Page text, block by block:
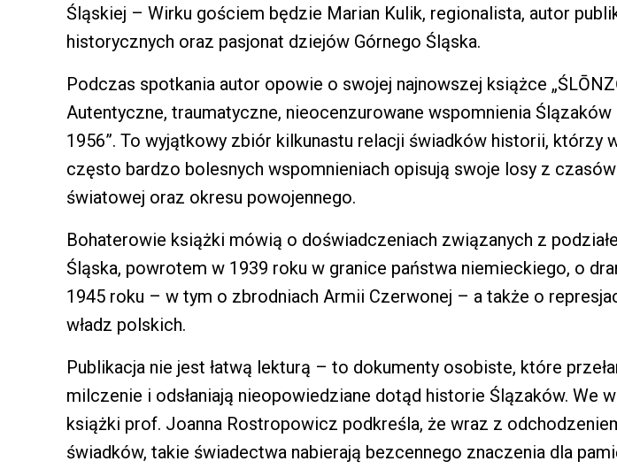
Śląskiej – Wirku gościem będzie Marian Kulik, regionalista, autor
historycznych oraz pasjonat dziejów Górnego Śląska.
Podczas spotkania autor opowie o swojej najnowszej książce
Autentyczne, traumatyczne, nieocenzurowane wspomnienia
1956”. To wyjątkowy zbiór kilkunastu relacji świadków historii, którzy
często bardzo bolesnych wspomnieniach opisują swoje losy z
światowej oraz okresu powojennego.
Bohaterowie książki mówią o doświadczeniach związanych z
Śląska, powrotem w 1939 roku w granice państwa niemieckiego, o
1945 roku – w tym o zbrodniach Armii Czerwonej – a także o
władz polskich.
Publikacja nie jest łatwą lekturą – to dokumenty osobiste, które
milczenie i odsłaniają nieopowiedziane dotąd historie Ślązaków. We
książki prof. Joanna Rostropowicz podkreśla, że wraz z
świadków, takie świadectwa nabierają bezcennego znaczenia dla